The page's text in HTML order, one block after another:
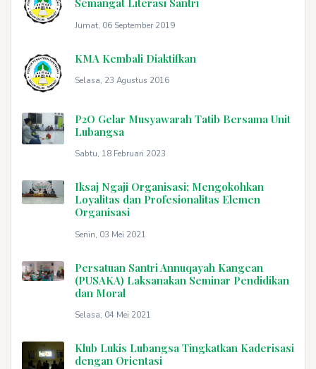
Semangat Literasi Santri
Jumat, 06 September 2019
KMA Kembali Diaktifkan
Selasa, 23 Agustus 2016
P2O Gelar Musyawarah Tatib Bersama Unit
Lubangsa
Sabtu, 18 Februari 2023
Iksaj Ngaji Organisasi; Mengokohkan
Loyalitas dan Profesionalitas Elemen
Organisasi
Senin, 03 Mei 2021
Persatuan Santri Annuqayah Kangean
(PUSAKA) Laksanakan Seminar Pendidikan
dan Moral
Selasa, 04 Mei 2021
Klub Lukis Lubangsa Tingkatkan Kaderisasi
dengan Orientasi